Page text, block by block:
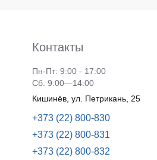
Контакты
Пн-Пт: 9:00 - 17:00
Сб. 9:00—14:00
Кишинёв, ул. Петрикань, 25
+373 (22) 800-830
+373 (22) 800-831
+373 (22) 800-832